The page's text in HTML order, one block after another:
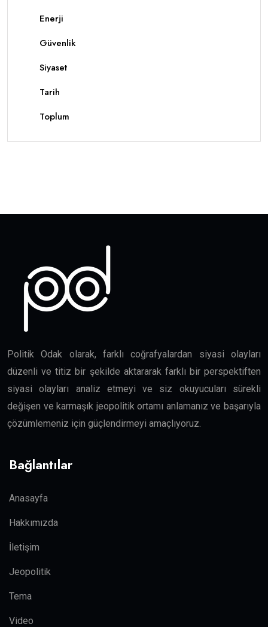
Enerji
Güvenlik
Siyaset
Tarih
Toplum
Politik Odak olarak, farklı coğrafyalardan siyasi olayları
düzenli ve titiz bir şekilde aktararak farklı bir perspektiften
siyasi olayları analiz etmeyi ve siz okuyucuları sürekli
değişen ve karmaşık jeopolitik ortamı anlamanız ve başarıyla
çözümlemeniz için güçlendirmeyi amaçlıyoruz.
Bağlantılar
Anasayfa
Hakkımızda
İletişim
Jeopolitik
Tema
Video